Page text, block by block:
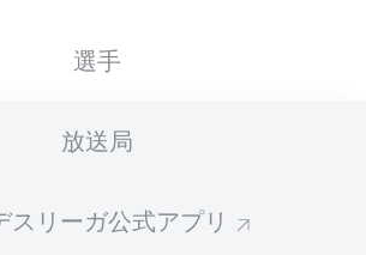
選手
放送局
スリーガ公式アプリ